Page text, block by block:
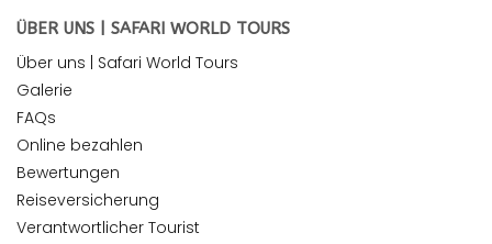
ÜBER UNS | SAFARI WORLD TOURS
Über uns | Safari World Tours
Galerie
FAQs
Online bezahlen
Bewertungen
Reiseversicherung
Verantwortlicher Tourist